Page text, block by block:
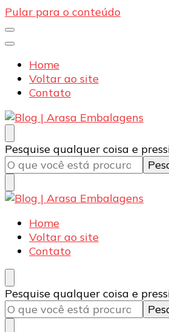
Pular para o conteúdo
Home
Voltar ao site
Contato
Blog | Arasa Embalagens
Confira conteúdos sobre
doces e salgados. Tudo para
qualidade Arasa. Leia nossos
Procurando
algo?
Pesquise qualquer coisa e
Blog | Arasa Embalagens
Confira conteúdos sobre
doces e salgados. Tudo para
qualidade Arasa. Leia nossos
Home
Voltar ao site
Contato
Procurando
algo?
Pesquise qualquer coisa e